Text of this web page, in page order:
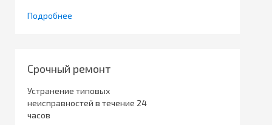
Подробнее
Срочный ремонт
Устранение типовых
неисправностей в течение 24
часов